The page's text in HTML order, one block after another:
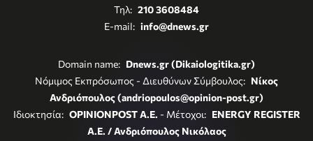
Τηλ: 210 3608484
E-mail: info@dnews.gr
Domain name: Dnews.gr (Dikaiologitika.gr)
Νόμιμος Εκπρόσωπος - Διευθύνων Σύμβουλος: Νίκος
Ανδριόπουλος (andriopoulos@opinion-post.gr)
Ιδιοκτησία: OPINIONPOST A.E. - Μέτοχοι: ENERGY REGISTER
Α.Ε. / Ανδριόπουλος Νικόλαος